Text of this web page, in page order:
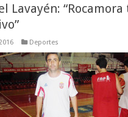
Lavayén:
Deportes